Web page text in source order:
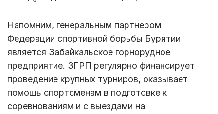
Напомним, генеральным партнером
Федерации спортивной борьбы Бурятии
является Забайкальское горнорудное
предприятие. ЗГРП регулярно финансирует
проведение крупных турниров, оказывает
помощь спортсменам в подготовке к
соревнованиям и с выездами на